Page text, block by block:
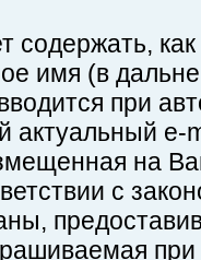
содержать,
имя (в
при
актуальный
на
с
при